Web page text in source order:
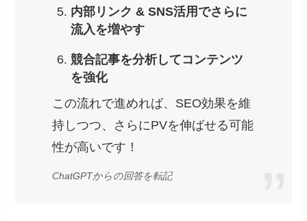
内部リンク & SNS活用でさらに
流入を増やす
競合記事を分析してコンテンツ
を強化
この流れで進めれば、SEO効果を維
持しつつ、さらにPVを伸ばせる可能
性が高いです！
ChatGPTからの回答を転記